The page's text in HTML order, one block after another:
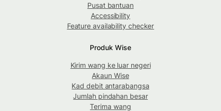
Pusat bantuan
Accessibility
Feature availability checker
Produk Wise
Kirim wang ke luar negeri
Akaun Wise
Kad debit antarabangsa
Jumlah pindahan besar
Terima wang